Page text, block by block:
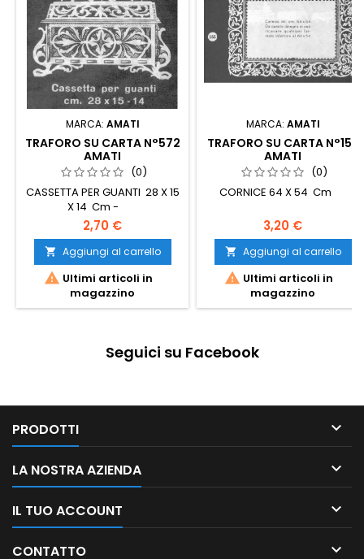
MARCA: AMATI
TRAFORO SU CARTA N°572
AMATI
(0)
CASSETTA PER GUANTI 28 X 15
X 14 Cm -
2,70 €
 Aggiungi al carrello
 Ultimi articoli in
magazzino
MARCA: AMATI
TRAFORO SU CARTA N°155
AMATI
(0)
CORNICE 64 X 54 Cm
3,20 €
 Aggiungi al carrello
 Ultimi articoli in
magazzino
Seguici su Facebook
PRODOTTI 
LA NOSTRA AZIENDA 
IL TUO ACCOUNT 
CONTATTO 